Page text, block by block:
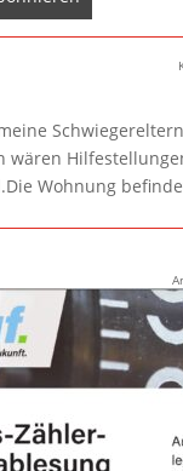
wären
Wohnung